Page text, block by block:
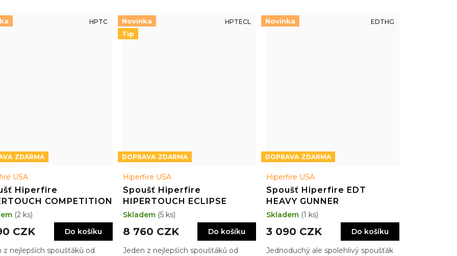
ZDARMA
USA
Hiperfire
COMPETITION
CZK Do košíku
z nejlepších spoušťáků od
(2 ks)
HPTC
Novinka
Tip
ZDARMA
Hiperfire USA
Spoušť Hiperfire
HIPERTOUCH ECLIPSE
8 760 CZK Do košíku
Jeden z nejlepších spoušťáků od
Skladem (5 ks)
HPTECL Novinka
ZDARMA
Hiperfire USA
Spoušť Hiperfire EDT
HEAVY GUNNER
3 090 CZK Do košíku
Jednoduchý ale spolehlivý spoušťák
Skladem (1 ks)
EDTHG